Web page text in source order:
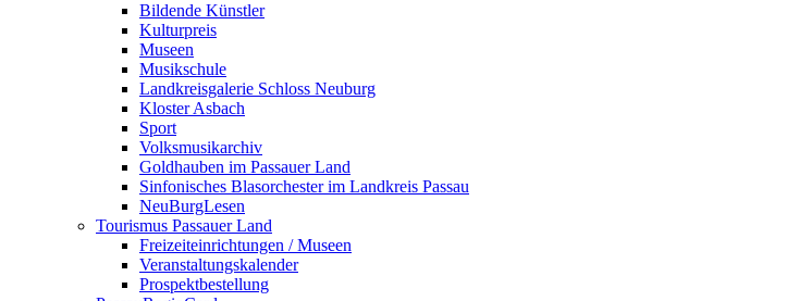
Bildende Künstler
Kulturpreis
Museen
Musikschule
Landkreisgalerie Schloss Neuburg
Kloster Asbach
Sport
Volksmusikarchiv
Goldhauben im Passauer Land
Sinfonisches Blasorchester im Landkreis Passau
NeuBurgLesen
Tourismus Passauer Land
Freizeiteinrichtungen / Museen
Veranstaltungskalender
Prospektbestellung